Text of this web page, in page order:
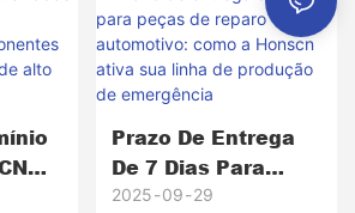
Prazo De Entrega
De 7 Dias Para
Peças De Reparo
2025 09 29